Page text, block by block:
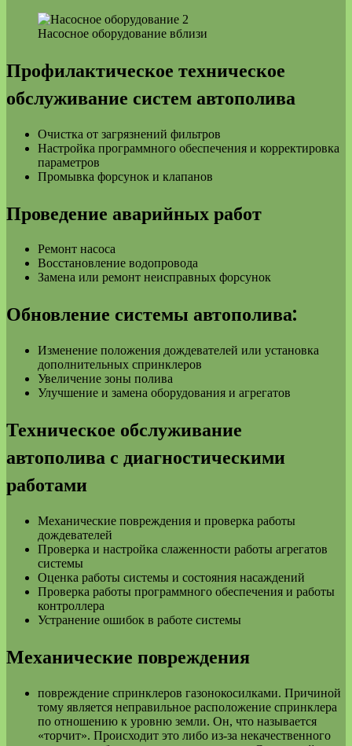
Насосное оборудование вблизи
Профилактическое техническое
обслуживание систем автополива
Очистка от загрязнений фильтров
Настройка программного обеспечения и корректировка
параметров
Промывка форсунок и клапанов
Проведение аварийных работ
Ремонт насоса
Восстановление водопровода
Замена или ремонт неисправных форсунок
Обновление системы автополива:
Изменение положения дождевателей или установка
дополнительных спринклеров
Увеличение зоны полива
Улучшение и замена оборудования и агрегатов
Техническое обслуживание
автополива с диагностическими
работами
Механические повреждения и проверка работы
дождевателей
Проверка и настройка слаженности работы агрегатов
системы
Оценка работы системы и состояния насаждений
Проверка работы программного обеспечения и работы
контроллера
Устранение ошибок в работе системы
Механические повреждения
повреждение спринклеров газонокосилками. Причиной
тому является неправильное расположение спринклера
по отношению к уровню земли. Он, что называется
«торчит». Происходит это либо из-за некачественного